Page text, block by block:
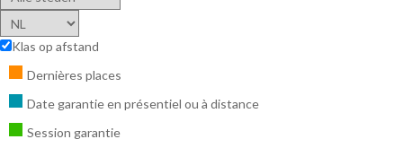
Klas op afstand
Dernières places
Date garantie en présentiel ou à distance
Session garantie